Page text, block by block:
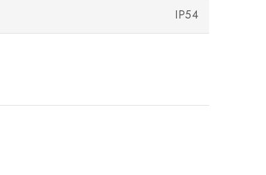
IP54